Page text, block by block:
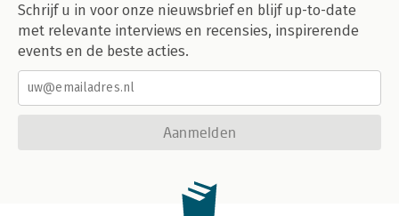
Schrijf u in voor onze nieuwsbrief en blijf up-to-date
met relevante interviews en recensies, inspirerende
events en de beste acties.
Aanmelden